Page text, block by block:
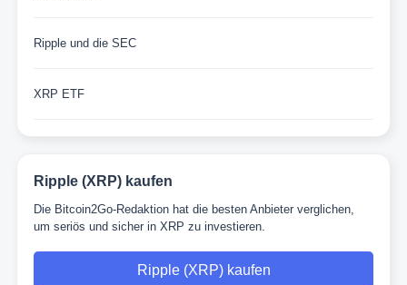
Ripple und die SEC
XRP ETF
Ripple (XRP) kaufen
Die Bitcoin2Go-Redaktion hat die besten Anbieter verglichen,
um seriös und sicher in XRP zu investieren.
Ripple (XRP) kaufen